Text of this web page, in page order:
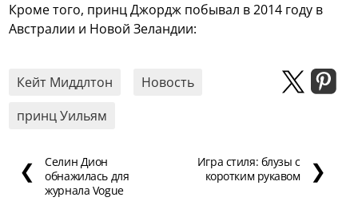
Кроме того, принц Джордж побывал в 2014 году в
Австралии и Новой Зеландии:
Кейт Миддлтон
Новость
принц Уильям
❮
Селин Дион
обнажилась для
журнала Vogue
Игра стиля: блузы с
коротким рукавом
❯